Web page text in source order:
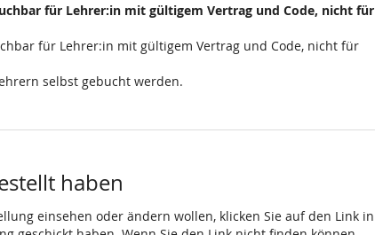
für Lehrer:in mit gültigem Vertrag und Code, nicht für
für Lehrer:in mit gültigem Vertrag und Code, nicht für
selbst gebucht werden.
haben
einsehen oder ändern wollen, klicken Sie auf den Link in